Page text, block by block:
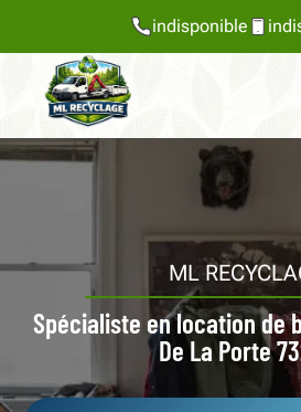
indisponible
ML
Spécialiste en location de
De La Porte